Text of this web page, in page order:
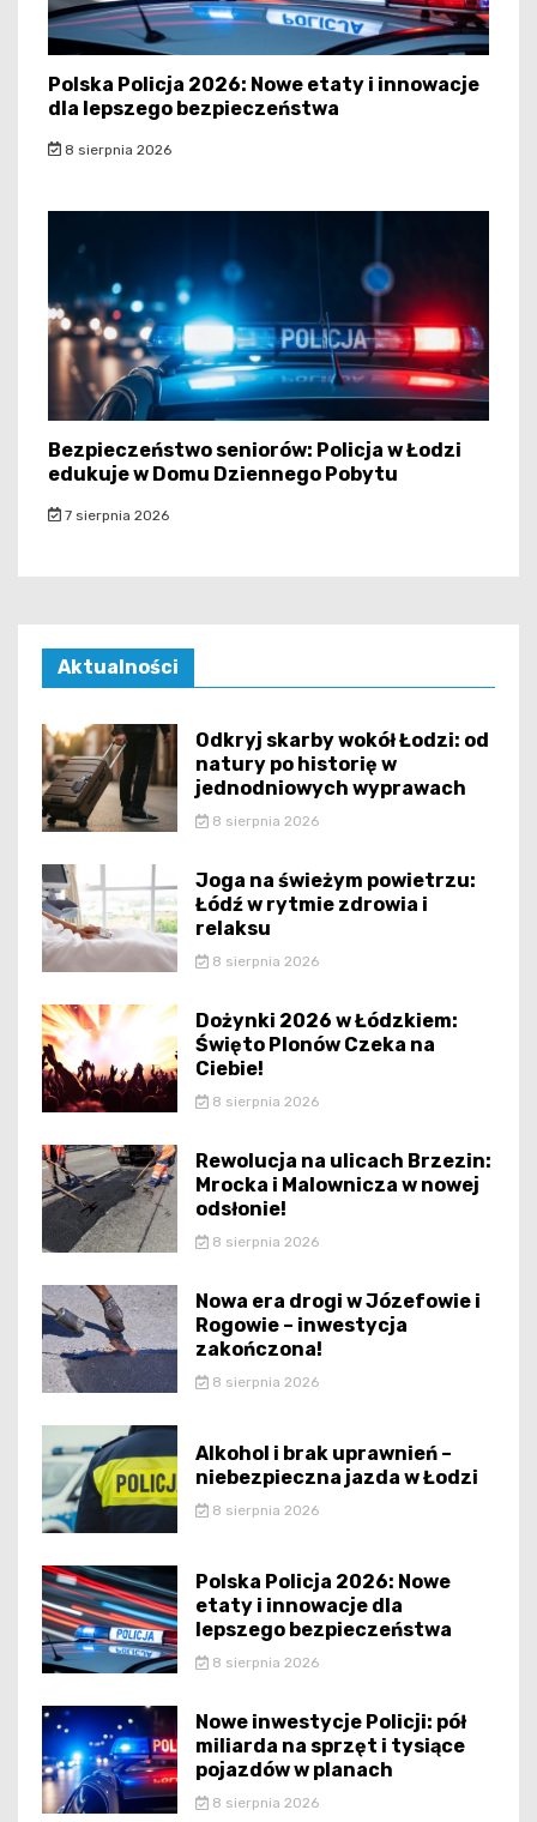
Polska Policja 2026: Nowe etaty i innowacje
dla lepszego bezpieczeństwa
8 sierpnia 2026
Bezpieczeństwo seniorów: Policja w Łodzi
edukuje w Domu Dziennego Pobytu
7 sierpnia 2026
Aktualności
Odkryj skarby wokół Łodzi: od
natury po historię w
jednodniowych wyprawach
8 sierpnia 2026
Joga na świeżym powietrzu:
Łódź w rytmie zdrowia i
relaksu
8 sierpnia 2026
Dożynki 2026 w Łódzkiem:
Święto Plonów Czeka na
Ciebie!
8 sierpnia 2026
Rewolucja na ulicach Brzezin:
Mrocka i Malownicza w nowej
odsłonie!
8 sierpnia 2026
Nowa era drogi w Józefowie i
Rogowie – inwestycja
zakończona!
8 sierpnia 2026
Alkohol i brak uprawnień –
niebezpieczna jazda w Łodzi
8 sierpnia 2026
Polska Policja 2026: Nowe
etaty i innowacje dla
lepszego bezpieczeństwa
8 sierpnia 2026
Nowe inwestycje Policji: pół
miliarda na sprzęt i tysiące
pojazdów w planach
8 sierpnia 2026